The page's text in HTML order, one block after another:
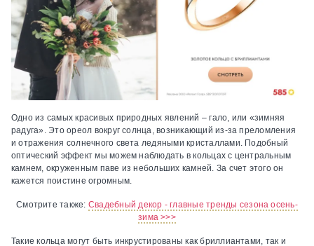
Одно из самых красивых природных явлений – гало, или «зимняя
радуга». Это ореол вокруг солнца, возникающий из-за преломления
и отражения солнечного света ледяными кристаллами. Подобный
оптический эффект мы можем наблюдать в кольцах с центральным
камнем, окруженным паве из небольших камней. За счет этого он
кажется поистине огромным.
Смотрите также: Свадебный декор - главные тренды сезона осень-
зима >>>
Такие кольца могут быть инкрустированы как бриллиантами, так и